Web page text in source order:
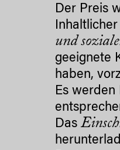
Der Preis
und
geeignete
haben,
Es werden
Das